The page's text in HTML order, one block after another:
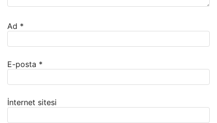
Ad *
E-posta *
İnternet sitesi